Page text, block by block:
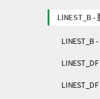
LINEST_B
LINEST_B